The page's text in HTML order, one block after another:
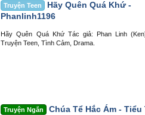
Truyện Teen
Hãy Quên Quá Khứ -
Phanlinh1196
Hãy Quên Quá Khứ Tác giả: Phan Linh
Truyện Teen, Tình Cảm, Drama.
Truyện Ngắn
Chúa Tể Hắc Ám - Tiểu